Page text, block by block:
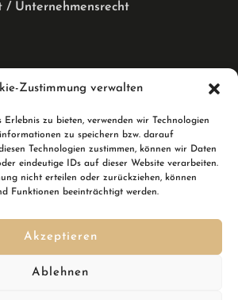
Zustimmung verwalten
zu bieten, verwenden wir Technologien
zu speichern bzw. darauf
Technologien zustimmen, können wir Daten
eindeutige IDs auf dieser Website verarbeiten.
nicht erteilen oder zurückziehen, können
Funktionen beeinträchtigt werden.
Akzeptieren
Ablehnen
/ Unternehmensrecht
Gewerblich, WEG Recht
in Karlsruhe und in
DSGVO Ninja? Ihre Softwarelösung,
die DSGVO zu erfüllen inkl.